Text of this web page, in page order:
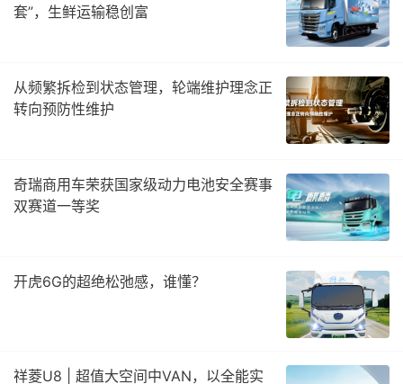
套”，生鲜运输稳创富
从频繁拆检到状态管理，轮端维护理念正
转向预防性维护
奇瑞商用车荣获国家级动力电池安全赛事
双赛道一等奖
开虎6G的超绝松弛感，谁懂？
祥菱U8 | 超值大空间中VAN，以全能实